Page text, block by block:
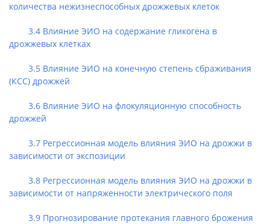
количества нежизнеспособных дрожжевых клеток
3.4 Влияние ЭИО на содержание гликогена в
дрожжевых клетках
3.5 Влияние ЭИО на конечную степень сбраживания
(КСС) дрожжей
3.6 Влияние ЭИО на флокуляционную способность
дрожжей
3.7 Регрессионная модель влияния ЭИО на дрожжи в
зависимости от экспозиции
3.8 Регрессионная модель влияния ЭИО на дрожжи в
зависимости от напряженности электрического поля
3.9 Прогнозирование протекания главного брожения